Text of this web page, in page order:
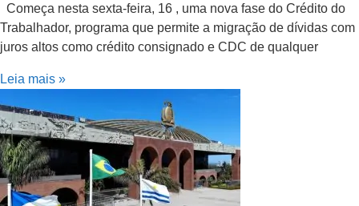
Começa nesta sexta-feira, 16 , uma nova fase do Crédito do
Trabalhador, programa que permite a migração de dívidas com
juros altos como crédito consignado e CDC de qualquer
Leia mais »